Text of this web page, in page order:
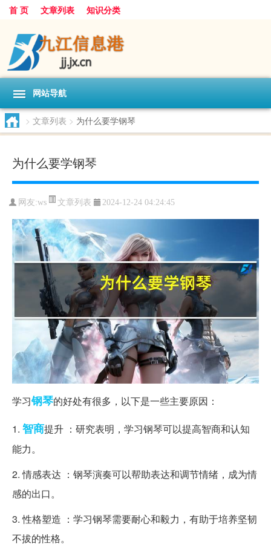
首 页 文章列表 知识分类
网站导航
> 文章列表 > 为什么要学钢琴
为什么要学钢琴
网友:ws 文章列表 2024-12-24 04:24:45
学习钢琴的好处有很多，以下是一些主要原因：
1. 智商提升 ：研究表明，学习钢琴可以提高智商和认知
能力。
2. 情感表达 ：钢琴演奏可以帮助表达和调节情绪，成为情
感的出口。
3. 性格塑造 ：学习钢琴需要耐心和毅力，有助于培养坚韧
不拔的性格。